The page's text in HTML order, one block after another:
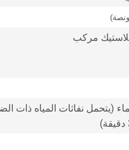
مركب
(يتحمل نفاثات المياه ذات